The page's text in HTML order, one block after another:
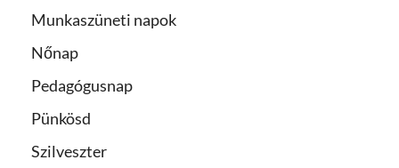
Munkaszüneti napok
Nőnap
Pedagógusnap
Pünkösd
Szilveszter